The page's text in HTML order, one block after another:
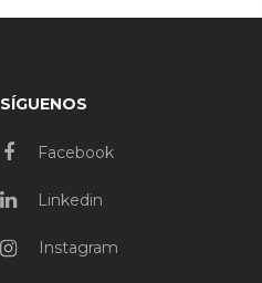
SÍGUENOS
Facebook
Linkedin
Instagram